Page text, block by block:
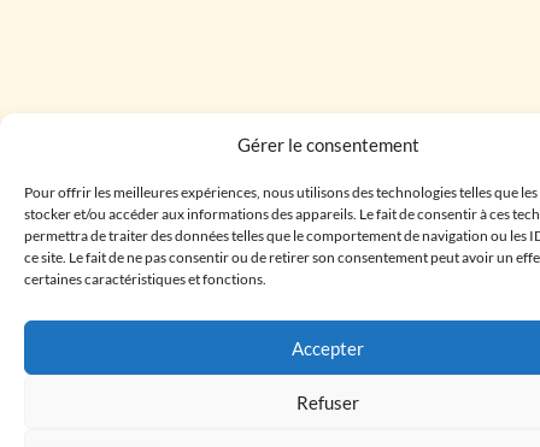
Gérer le consentement
Pour offrir les meilleures expériences, nous utilisons des technologies telles que
stocker et/ou accéder aux informations des appareils. Le fait de consentir à ces
permettra de traiter des données telles que le comportement de navigation ou les
ce site. Le fait de ne pas consentir ou de retirer son consentement peut avoir un
certaines caractéristiques et fonctions.
Accepter
Refuser